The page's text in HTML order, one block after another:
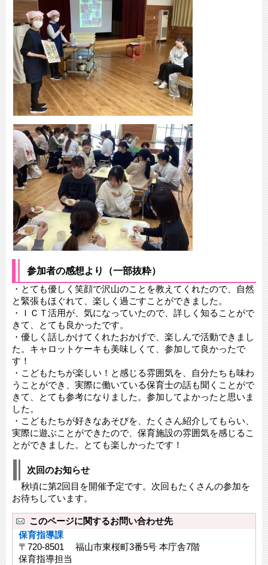
参加者の感想より（一部抜粋）
・とても優しく笑顔で沢⼭のことを教えてくれたので、⾃然
と緊張もほぐれて、楽しく過ごすことができました。
・ＩＣＴ活⽤が、気になっていたので、詳しく知ることがで
きて、とても良かったです。
・優しく話しかけてくれたおかげで、楽しんで活動できまし
た。キャロットケーキも美味しくて、参加して良かったで
す！
・こどもたちが楽しい！と感じる雰囲気を、⾃分たちも味わ
うことができ、実際に働いている保育⼠の話も聞くことがで
きて、とても参考になりました。参加してよかったと思いま
した。
・こどもたちが好きなあそびを、たくさん紹介してもらい、
実際に遊ぶことができたので、保育施設の雰囲気を感じるこ
とができました。とても楽しかったです！
次回のお知らせ
秋頃に第2回目を開催予定です。次回もたくさんの参加を
お待ちしています。
このページに関するお問い合わせ先
保育指導課
〒720-8501 福山市東桜町3番5号 本庁舎7階
保育指導担当